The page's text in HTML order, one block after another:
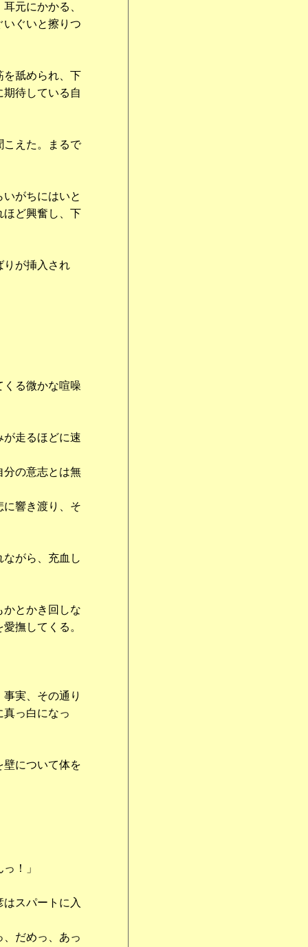
元にかかる、
ぐいと擦りつ
舐められ、下
待している自
えた。まるで
がちにはいと
ほど興奮し、下
が挿入され
る微かな喧噪
走るほどに速
の意志とは無
響き渡り、そ
がら、充血し
とかき回しな
撫してくる。
実、その通り
っ白になっ
について体を
！」
スパートに入
だめっ、あっ